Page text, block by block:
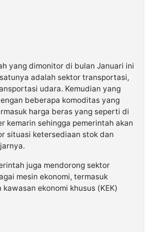
yang dimonitor di bulan Januari ini
adalah sektor transportasi,
udara. Kemudian yang
beberapa komoditas yang
harga beras yang seperti di
kemarin sehingga pemerintah akan
situasi ketersediaan stok dan
juga mendorong sektor
mesin ekonomi, termasuk
kawasan ekonomi khusus (KEK)